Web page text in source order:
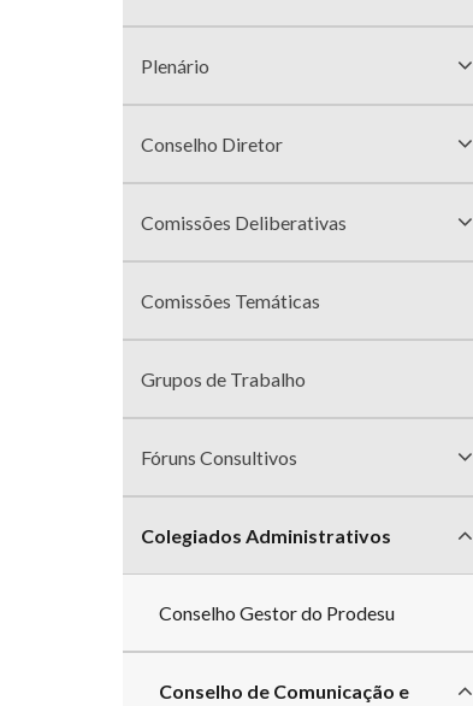
Plenário
Conselho Diretor
Comissões Deliberativas
Comissões Temáticas
Grupos de Trabalho
Fóruns Consultivos
Colegiados Administrativos
Conselho Gestor do Prodesu
Conselho de Comunicação e